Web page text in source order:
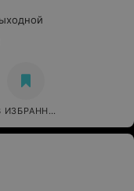
ИЗБРАННОЕ